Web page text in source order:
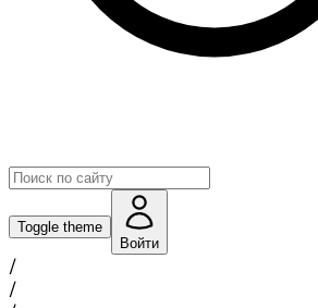
Toggle theme
Войти
/
/